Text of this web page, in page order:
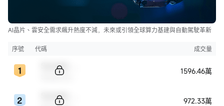
AI晶片、雲安全需求飆升熱度不減，未來或引領全球算力基建與自動駕駛革新
序號 代碼 成交量
1596.46萬
972.33萬